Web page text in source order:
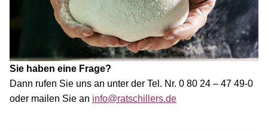
Sie haben eine Frage?
Dann rufen Sie uns an unter der Tel. Nr. 0 80 24 – 47 49-0
oder mailen Sie an info@ratschillers.de